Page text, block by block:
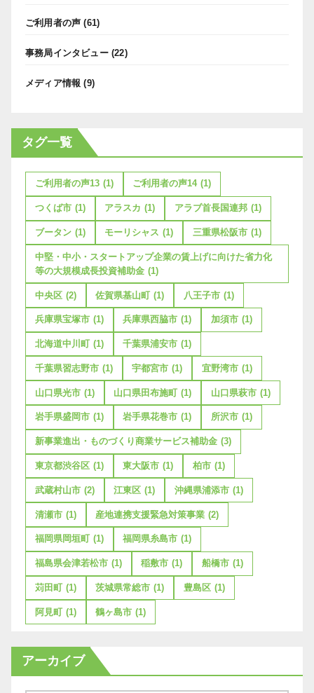
ご利用者の声 (61)
事務局インタビュー(22)
メディア情報 (9)
タグ一覧
ご利用者の声13 (1) ご利用者の声14 (1)
つくば市 (1) アラスカ (1) アラブ首長国連邦 (1)
ブータン (1) モーリシャス (1) 三重県松阪市 (1)
中堅・中小・スタートアップ企業の賃上げに向けた省力化
等の大規模成長投資補助金 (1)
中央区 (2) 佐賀県基山町 (1) 八王子市 (1)
兵庫県宝塚市 (1) 兵庫県西脇市 (1) 加須市 (1)
北海道中川町 (1) 千葉県浦安市 (1)
千葉県習志野市 (1) 宇都宮市 (1) 宜野湾市 (1)
山口県光市 (1) 山口県田布施町 (1) 山口県萩市 (1)
岩手県盛岡市 (1) 岩手県花巻市 (1) 所沢市 (1)
新事業進出・ものづくり商業サービス補助金 (3)
東京都渋谷区 (1) 東大阪市 (1) 柏市 (1)
武蔵村山市 (2) 江東区 (1) 沖縄県浦添市 (1)
清瀬市 (1) 産地連携支援緊急対策事業 (2)
福岡県岡垣町 (1) 福岡県糸島市 (1)
福島県会津若松市 (1) 稲敷市 (1) 船橋市 (1)
苅田町 (1) 茨城県常総市 (1) 豊島区 (1)
阿見町 (1) 鶴ヶ島市 (1)
アーカイブ